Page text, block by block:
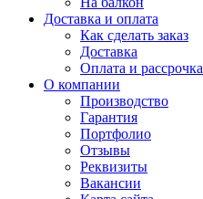
Доставка и оплата
Как сделать заказ
Доставка
Оплата и рассрочка
О компании
Производство
Гарантия
Портфолио
Отзывы
Реквизиты
Вакансии